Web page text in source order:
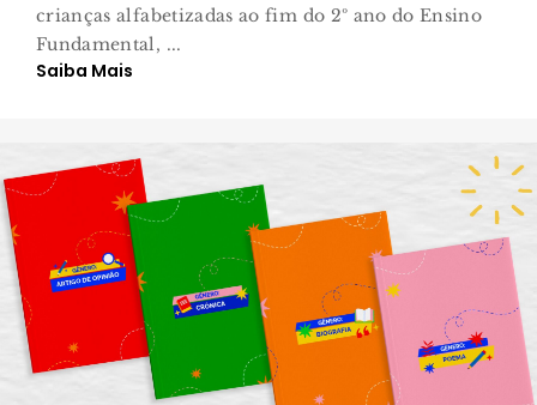
crianças alfabetizadas ao fim do 2º ano do Ensino
Fundamental, ...
Saiba Mais